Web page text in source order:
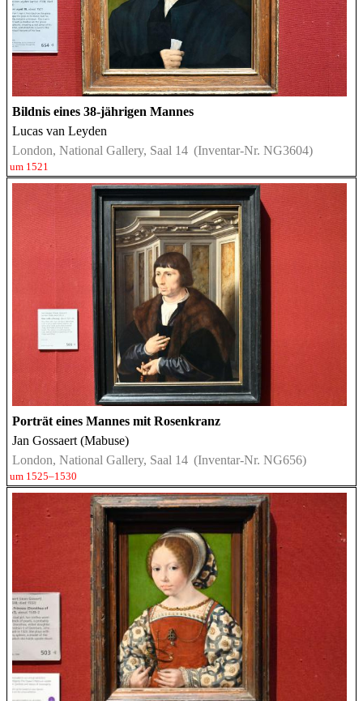
Bildnis eines 38-jährigen Mannes
Lucas van Leyden
London, National Gallery, Saal 14 (Inventar-Nr. NG3604)
um 1521
Porträt eines Mannes mit Rosenkranz
Jan Gossaert (Mabuse)
London, National Gallery, Saal 14 (Inventar-Nr. NG656)
um 1525–1530